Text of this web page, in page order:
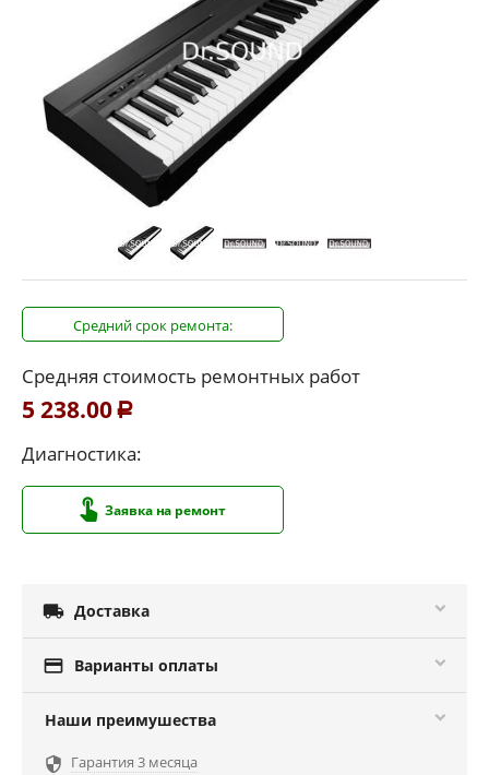
Средний срок ремонта:
Средняя стоимость ремонтных работ
5 238.00 Р
Диагностика:
Заявка на ремонт
 Доставка
 Варианты оплаты
Наши преимушества
 Гарантия 3 месяца